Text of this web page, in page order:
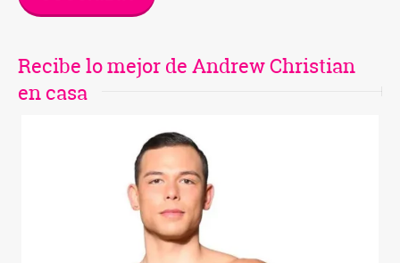
Recibe lo mejor de Andrew Christian
en casa